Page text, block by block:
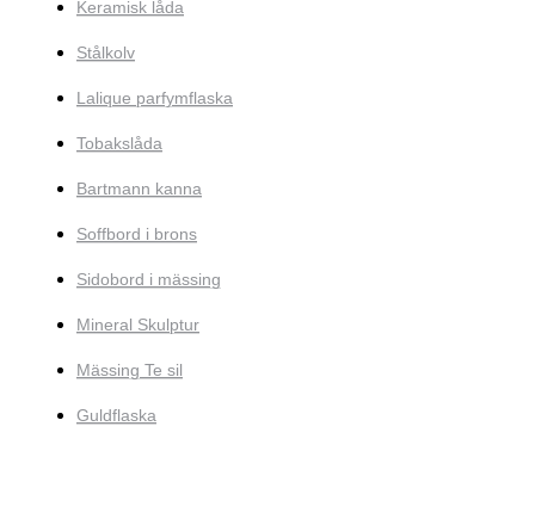
Keramisk låda
Stålkolv
Lalique parfymflaska
Tobakslåda
Bartmann kanna
Soffbord i brons
Sidobord i mässing
Mineral Skulptur
Mässing Te sil
Guldflaska